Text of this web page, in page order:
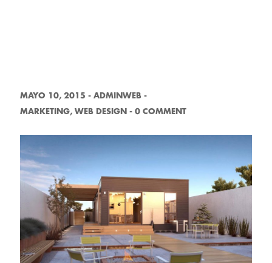
MAYO 10, 2015 - ADMINWEB -
MARKETING, WEB DESIGN - 0 COMMENT